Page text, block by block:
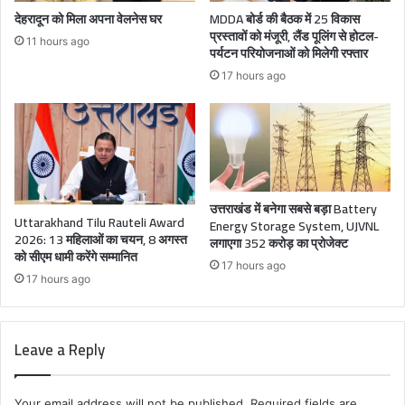
देहरादून को मिला अपना वेलनेस घर
11 hours ago
MDDA बोर्ड की बैठक में 25 विकास
प्रस्तावों को मंजूरी, लैंड पूलिंग से होटल-
पर्यटन परियोजनाओं को मिलेगी रफ्तार
17 hours ago
Uttarakhand Tilu Rauteli Award
2026: 13 महिलाओं का चयन, 8 अगस्त
को सीएम धामी करेंगे सम्मानित
17 hours ago
उत्तराखंड में बनेगा सबसे बड़ा Battery
Energy Storage System, UJVNL
लगाएगा 352 करोड़ का प्रोजेक्ट
17 hours ago
Leave a Reply